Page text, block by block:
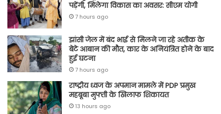
पड़ेंगी, मिलेगा विकास का अवसर: सीएम योगी
7 hours ago
झांसी जेल में बंद भाई से मिलने जा रहे अतीक के
बेटे आबान की मौत, कार के अनियंत्रित होने के बाद
हुई घटना
7 hours ago
राष्ट्रीय ध्वज के अपमान मामले में PDP प्रमुख
महबूबा मुफ्ती के खिलाफ शिकायत
13 hours ago